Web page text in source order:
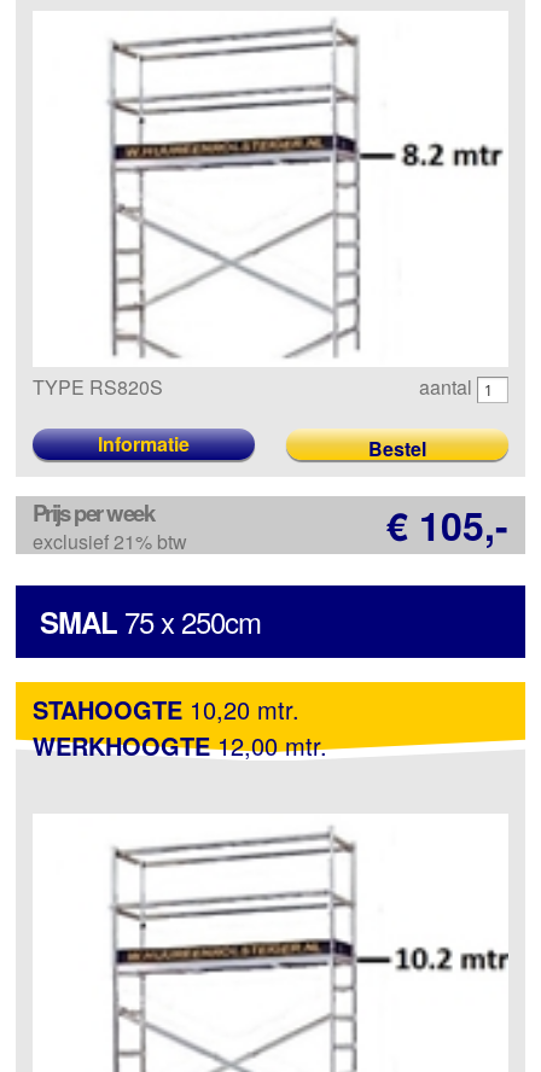
TYPE RS820S aantal
Informatie
Prijs per week
exclusief 21% btw € 105,-
SMAL 75 x 250cm
STAHOOGTE10,20 mtr.
WERKHOOGTE12,00 mtr.